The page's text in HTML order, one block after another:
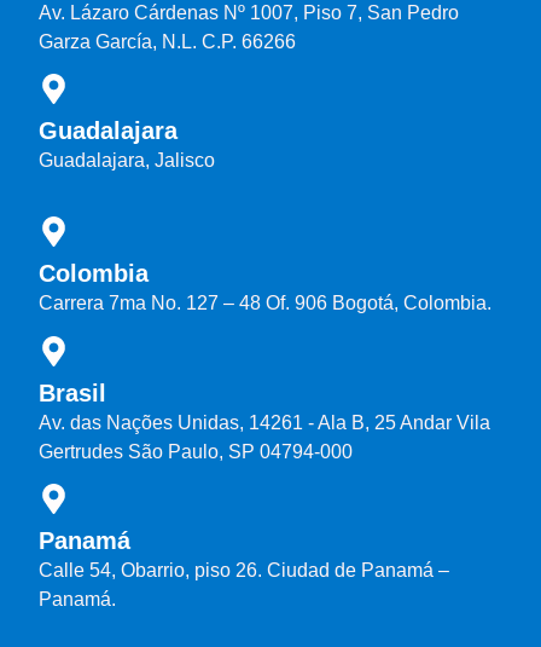
Av. Lázaro Cárdenas Nº 1007, Piso 7, San Pedro
Garza García, N.L. C.P. 66266
Guadalajara
Guadalajara, Jalisco
Colombia
Carrera 7ma No. 127 – 48 Of. 906 Bogotá, Colombia.
Brasil
Av. das Nações Unidas, 14261 - Ala B, 25 Andar Vila
Gertrudes São Paulo, SP 04794-000
Panamá
Calle 54, Obarrio, piso 26. Ciudad de Panamá –
Panamá.